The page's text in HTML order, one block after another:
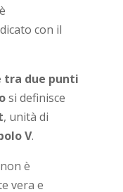
con il
tra due punti
si definisce
, unità di
V.
è
vera e